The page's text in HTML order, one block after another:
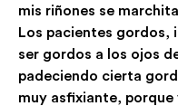
mis riñones se
Los pacientes gordos,
ser gordos a los ojos
padeciendo cierta
muy asfixiante, porque